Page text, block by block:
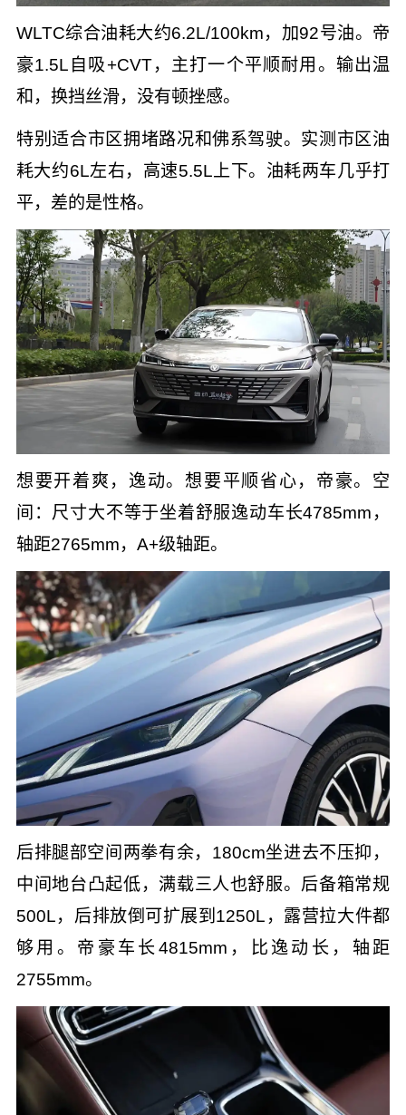
WLTC综合油耗大约6.2L/100km，加92号油。帝
豪1.5L自吸+CVT，主打一个平顺耐用。输出温
和，换挡丝滑，没有顿挫感。
特别适合市区拥堵路况和佛系驾驶。实测市区油
耗大约6L左右，高速5.5L上下。油耗两车几乎打
平，差的是性格。
想要开着爽，逸动。想要平顺省心，帝豪。空
间：尺寸大不等于坐着舒服逸动车长4785mm，
轴距2765mm，A+级轴距。
后排腿部空间两拳有余，180cm坐进去不压抑，
中间地台凸起低，满载三人也舒服。后备箱常规
500L，后排放倒可扩展到1250L，露营拉大件都
够用。帝豪车长4815mm，比逸动长，轴距
2755mm。